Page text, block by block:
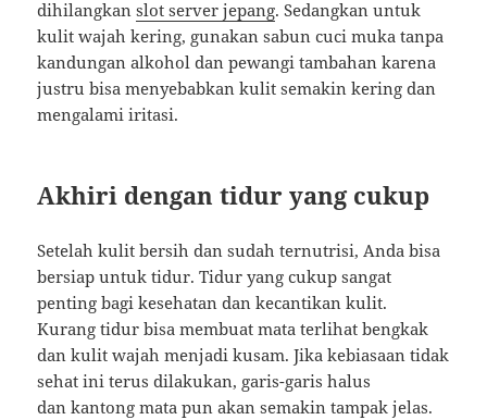
dihilangkanslot server jepang. Sedangkan untuk
kulit wajah kering, gunakan sabun cuci muka tanpa
kandungan alkohol dan pewangi tambahan karena
justru bisa menyebabkan kulit semakin kering dan
mengalami iritasi.
Akhiri dengan tidur yang cukup
Setelah kulit bersih dan sudah ternutrisi, Anda bisa
bersiap untuk tidur. Tidur yang cukup sangat
penting bagi kesehatan dan kecantikan kulit.
Kurang tidur bisa membuat mata terlihat bengkak
dan kulit wajah menjadi kusam. Jika kebiasaan tidak
sehat ini terus dilakukan, garis-garis halus
dan kantong mata pun akan semakin tampak jelas.